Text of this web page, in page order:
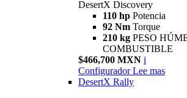
DesertX Discovery
110 hp Potencia
92 Nm Torque
210 kg PESO
COMBUSTIBLE
$466,700 MXN i
Configurador Lee mas
DesertX Rally